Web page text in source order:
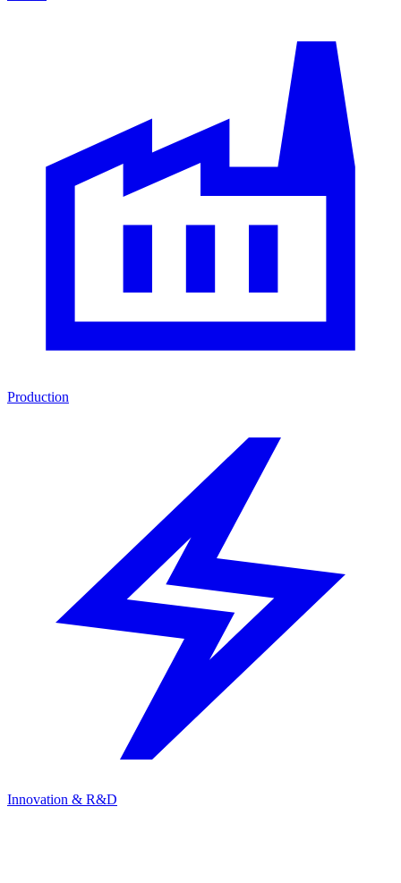
Production
Innovation & R&D